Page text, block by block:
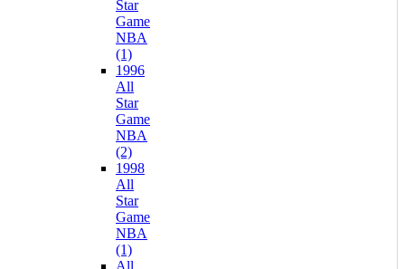
Star
Game
NBA
(1)
1996
All
Star
Game
NBA
(2)
1998
All
Star
Game
NBA
(1)
All